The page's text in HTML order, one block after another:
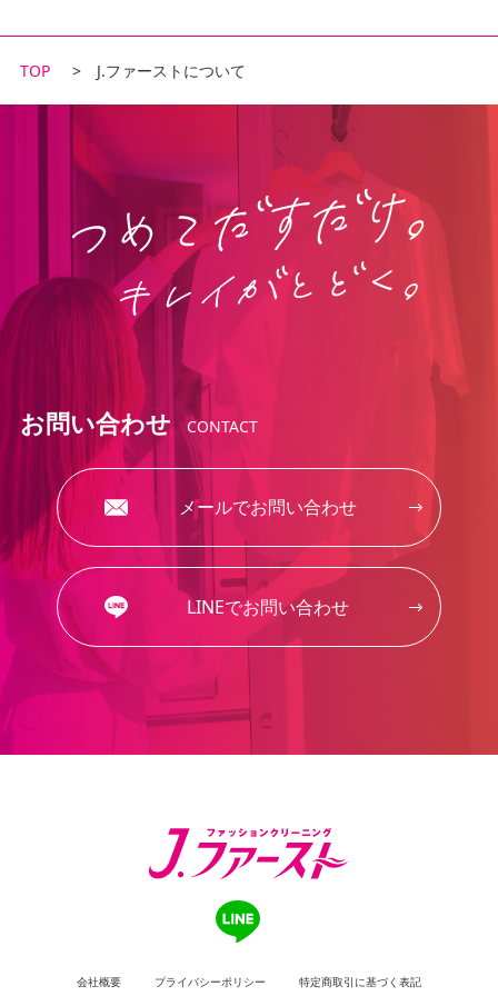
TOP J.ファーストについて
お問い合わせCONTACT
メールでお問い合わせ
LINEでお問い合わせ
会社概要 プライバシーポリシー 特定商取引に基づく表記